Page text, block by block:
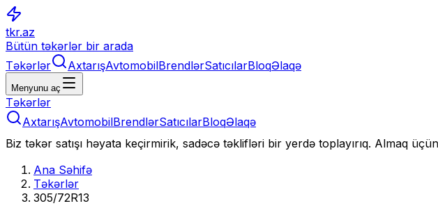
tkr.az
Bütün təkərlər bir arada
Təkərlər
AxtarışAvtomobilBrendlərSatıcılarBloqƏlaqə
Menyunu aç
Təkərlər
AxtarışAvtomobilBrendlərSatıcılarBloqƏlaqə
Biz təkər satışı həyata keçirmirik, sadəcə təklifləri bir yerdə toplayırıq. Almaq
Ana Səhifə
Təkərlər
305/72R13